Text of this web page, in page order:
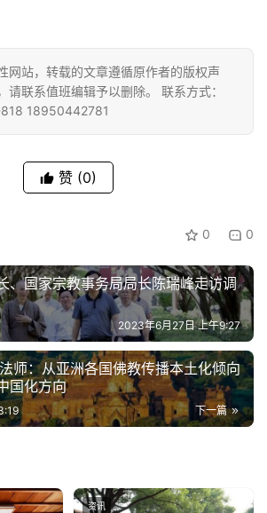
网站，转载的文章遵循原作者的版权声
请联系值班编辑予以删除。 联系方式：
18950442781
赞 (0)
0 0
、国家宗教事务局局长陈瑞峰走访调
2023年6月27日 上午9:27
师：从亚洲各国佛教传播本土化倾向
国化方向
下一篇
资讯